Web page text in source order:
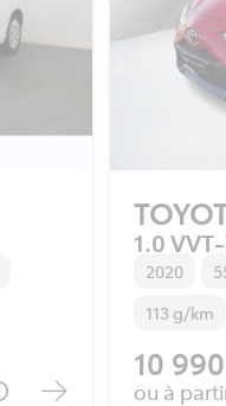
1.0
2020
113 g/km
10
ou à